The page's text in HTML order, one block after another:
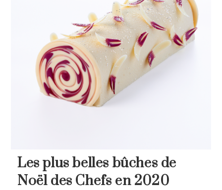
l’Epiphanie
2021
Les plus belles bûches de
Noël des Chefs en 2020